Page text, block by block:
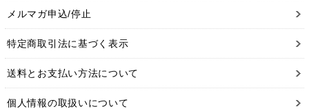
メルマガ申込/停止
特定商取引法に基づく表示
送料とお支払い方法について
個人情報の取扱いについて